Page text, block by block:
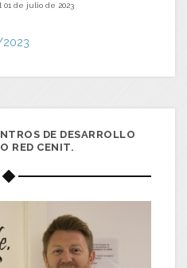
de julio de 2023
DE DESARROLLO
RED CENIT.